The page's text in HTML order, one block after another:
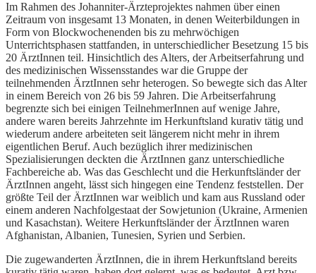
Im Rahmen des Johanniter-Ärzteprojektes nahmen über einen
Zeitraum von insgesamt 13 Monaten, in denen Weiterbildungen in
Form von Blockwochenenden bis zu mehrwöchigen
Unterrichtsphasen stattfanden, in unterschiedlicher Besetzung 15 bis
20 ÄrztInnen teil. Hinsichtlich des Alters, der Arbeitserfahrung und
des medizinischen Wissensstandes war die Gruppe der
teilnehmenden ÄrztInnen sehr heterogen. So bewegte sich das Alter
in einem Bereich von 26 bis 59 Jahren. Die Arbeitserfahrung
begrenzte sich bei einigen TeilnehmerInnen auf wenige Jahre,
andere waren bereits Jahrzehnte im Herkunftsland kurativ tätig und
wiederum andere arbeiteten seit längerem nicht mehr in ihrem
eigentlichen Beruf. Auch bezüglich ihrer medizinischen
Spezialisierungen deckten die ÄrztInnen ganz unterschiedliche
Fachbereiche ab. Was das Geschlecht und die Herkunftsländer der
ÄrztInnen angeht, lässt sich hingegen eine Tendenz feststellen. Der
größte Teil der ÄrztInnen war weiblich und kam aus Russland oder
einem anderen Nachfolgestaat der Sowjetunion (Ukraine, Armenien
und Kasachstan). Weitere Herkunftsländer der ÄrztInnen waren
Afghanistan, Albanien, Tunesien, Syrien und Serbien.
Die zugewanderten ÄrztInnen, die in ihrem Herkunftsland bereits